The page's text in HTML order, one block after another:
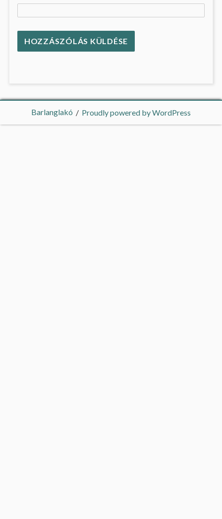
Barlanglakó Proudly powered by WordPress